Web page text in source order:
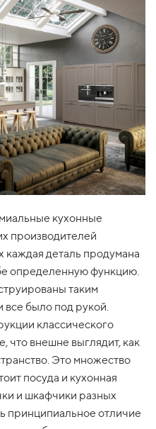
кухонные
производителей
каждая деталь продумана
определенную функцию.
таким
все было под рукой.
классического
что внешне выглядит, как
Это множество
посуда и кухонная
и шкафчики разных
принципиальное отличие